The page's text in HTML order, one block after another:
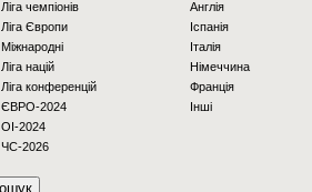
Ліга чемпіонів
Ліга Європи
Міжнародні
Ліга націй
Ліга конференцій
ЄВРО-2024
OI-2024
ЧС-2026
Англія
Іспанія
Італія
Німеччина
Франція
Інші